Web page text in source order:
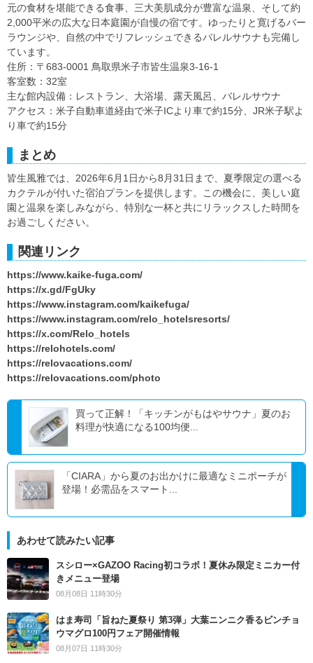
元の食材を堪能できる食事、三大美肌成分が豊富な温泉、そして約
2,000平米の広大な日本庭園が自慢の宿です。ゆったりと寛げるバー
ラウンジや、自然の中でリフレッシュできるバレルサウナも完備し
ています。
住所：〒683-0001 鳥取県米子市皆生温泉3-16-1
客室数：32室
主な館内設備：レストラン、大浴場、露天風呂、バレルサウナ
アクセス：米子自動車道経由で米子ICより車で約15分、JR米子駅よ
り車で約15分
まとめ
皆生風雅では、2026年6月1日から8月31日まで、夏季限定の選べる
カクテルが付いた宿泊プランを提供します。この機会に、美しい庭
園と温泉を楽しみながら、特別な一杯と共にリラックスした時間を
お過ごしください。
関連リンク
https://www.kaike-fuga.com/
https://x.gd/FgUky
https://www.instagram.com/kaikefuga/
https://www.instagram.com/relo_hotelsresorts/
https://x.com/Relo_hotels
https://relohotels.com/
https://relovacations.com/
https://relovacations.com/photo
買って正解！「キッチンがもはやサウナ」夏のお
料理が快適になる100均便...
「CIARA」から夏のお出かけに最適なミニポーチが
登場！必需品をスマート...
あわせて読みたい記事
スシロー×GAZOO Racing初コラボ！夏休み限定ミニカー付
きメニュー登場
08月08日 11時30分
はま寿司「旨ねた夏祭り 第3弾」大葉ニンニク香るビンチョ
ウマグロ100円フェア開催情報
08月07日 11時30分